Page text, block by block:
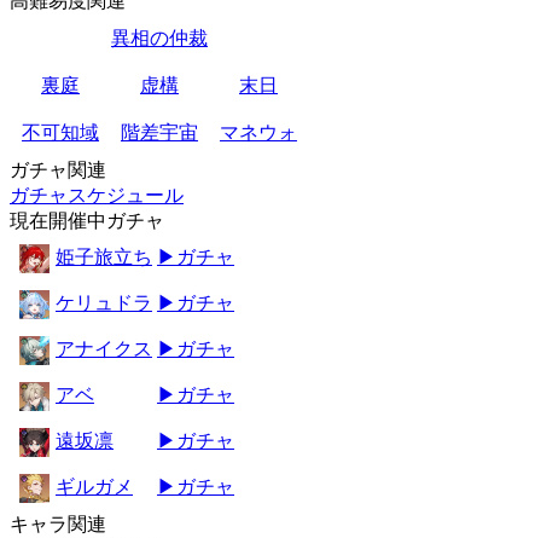
異相の仲裁
裏庭 虚構 末日
不可知域 階差宇宙
マネウォ
ガチャ関連
ガチャスケジュール
現在開催中ガチャ
姫子旅立ち ▶ガチャ
ケリュドラ ▶ガチャ
アナイクス ▶ガチャ
アベ ▶ガチャ
遠坂凛 ▶ガチャ
ギルガメ
▶ガチャ
キャラ関連